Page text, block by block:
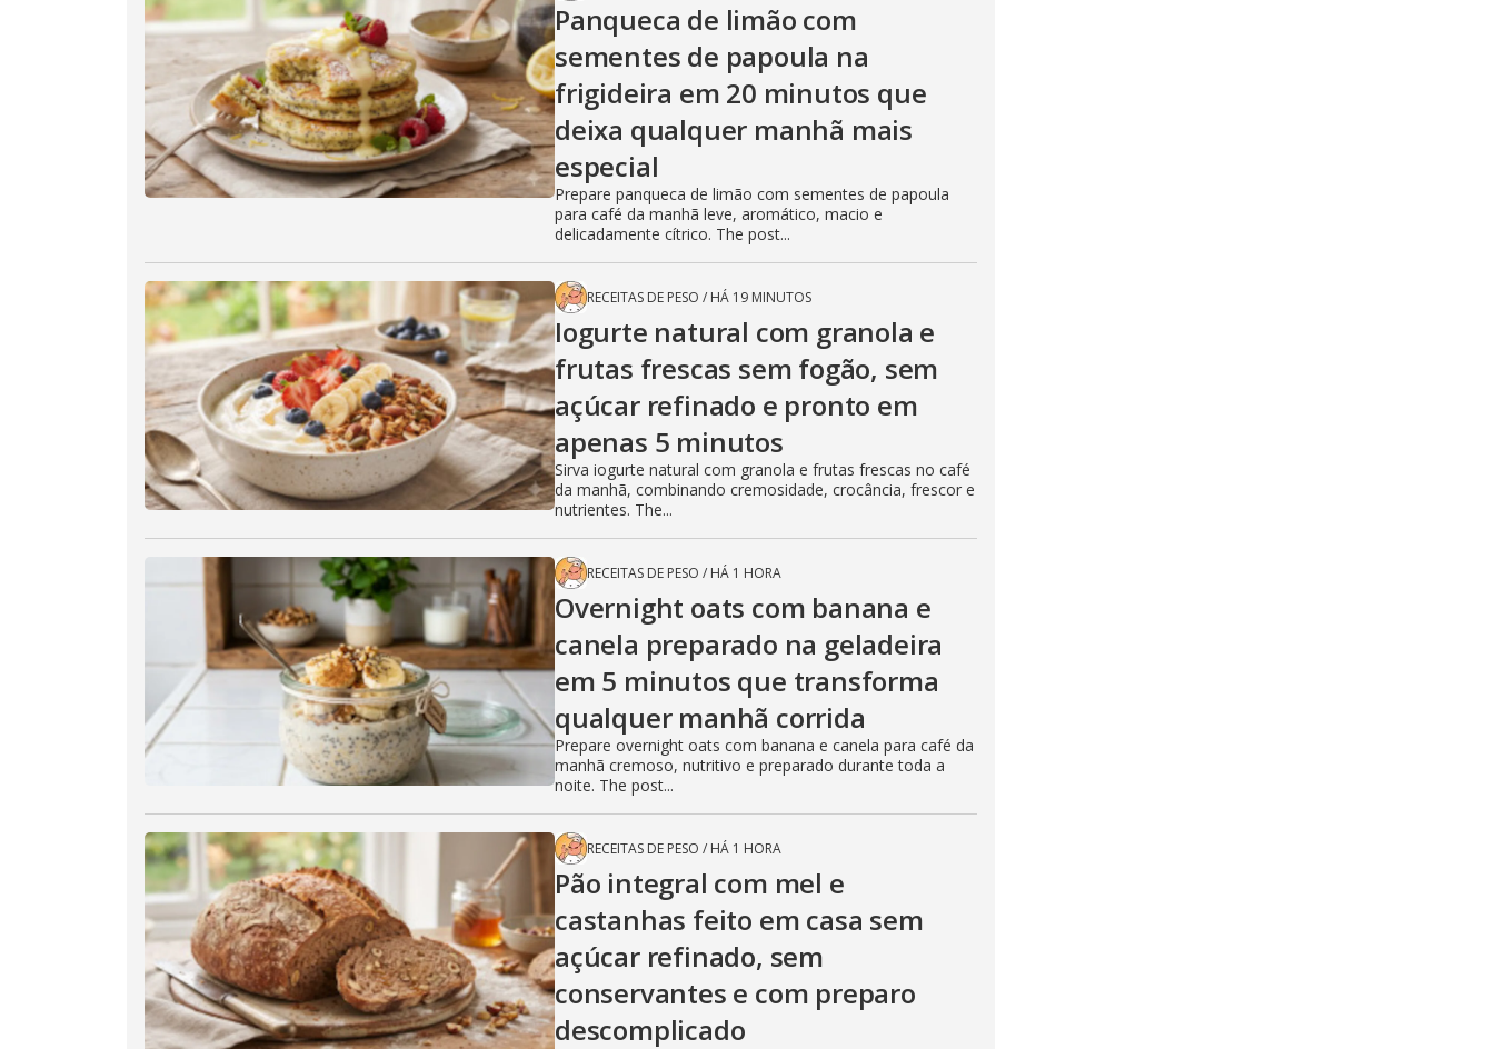
Panqueca de limão com
sementes de papoula na
frigideira em 20 minutos que
deixa qualquer manhã mais
especial
Prepare panqueca de limão com sementes de papoula
para café da manhã leve, aromático, macio e
delicadamente cítrico. The post...
RECEITAS DE PESO / HÁ 19 MINUTOS
Iogurte natural com granola e
frutas frescas sem fogão, sem
açúcar refinado e pronto em
apenas 5 minutos
Sirva iogurte natural com granola e frutas frescas no café
da manhã, combinando cremosidade, crocância, frescor e
nutrientes. The...
RECEITAS DE PESO / HÁ 1 HORA
Overnight oats com banana e
canela preparado na geladeira
em 5 minutos que transforma
qualquer manhã corrida
Prepare overnight oats com banana e canela para café da
manhã cremoso, nutritivo e preparado durante toda a
noite. The post...
RECEITAS DE PESO / HÁ 1 HORA
Pão integral com mel e
castanhas feito em casa sem
açúcar refinado, sem
conservantes e com preparo
descomplicado